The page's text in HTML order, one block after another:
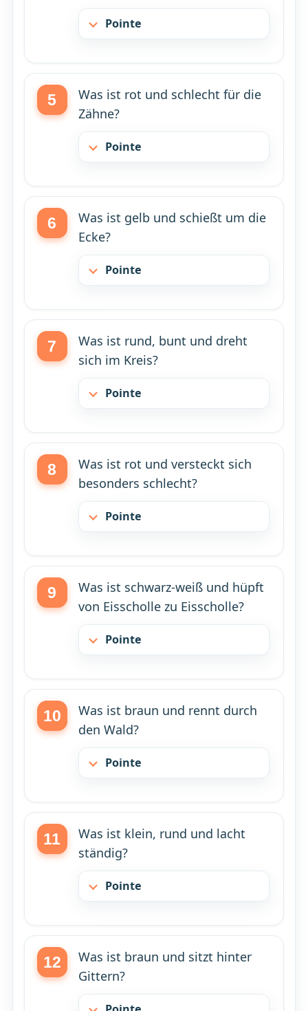
Pointe
Was ist rot und schlecht für die
Zähne?
Pointe
Was ist gelb und schießt um die
Ecke?
Pointe
Was ist rund, bunt und dreht
sich im Kreis?
Pointe
Was ist rot und versteckt sich
besonders schlecht?
Pointe
Was ist schwarz-weiß und hüpft
von Eisscholle zu Eisscholle?
Pointe
Was ist braun und rennt durch
den Wald?
Pointe
Was ist klein, rund und lacht
ständig?
Pointe
Was ist braun und sitzt hinter
Gittern?